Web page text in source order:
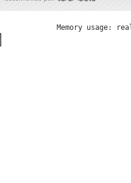
Memory usage: